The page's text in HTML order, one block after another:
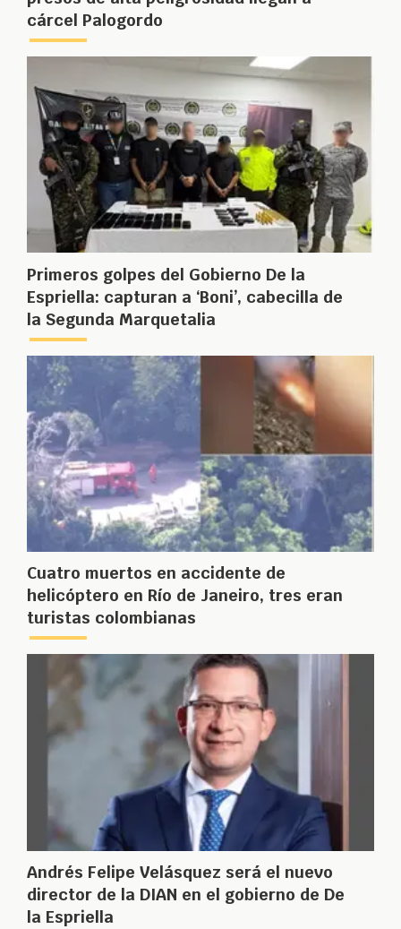
cárcel Palogordo
Primeros golpes del Gobierno De la
Espriella: capturan a ‘Boni’, cabecilla de
la Segunda Marquetalia
Cuatro muertos en accidente de
helicóptero en Río de Janeiro, tres eran
turistas colombianas
Andrés Felipe Velásquez será el nuevo
director de la DIAN en el gobierno de De
la Espriella